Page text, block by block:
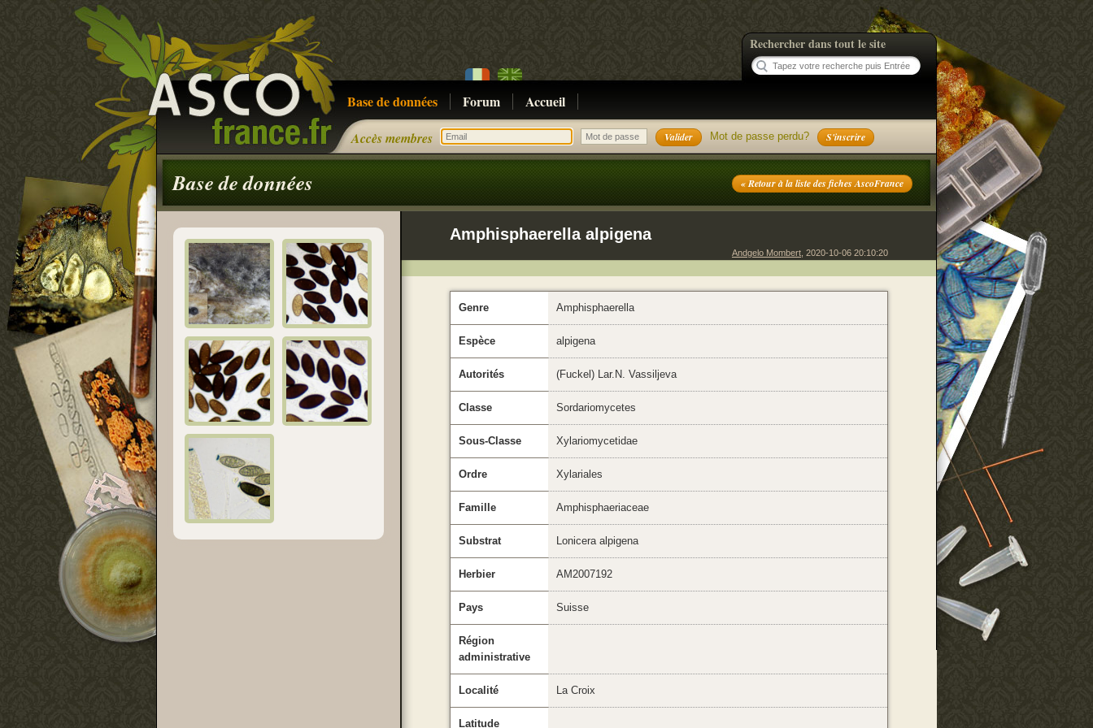
Rechercher dans tout le site
Base de données Forum Accueil
Accès membres Mot de passe perdu? S'inscrire
Base de données « Retour à la liste des fiches AscoFrance
Amphisphaerella alpigena
Andgelo Mombert , 2020-10-06 20:10:20
Genre Amphisphaerella
Espèce alpigena
Autorités (Fuckel) Lar.N. Vassiljeva
Classe Sordariomycetes
Sous-Classe Xylariomycetidae
Ordre Xylariales
Famille Amphisphaeriaceae
Substrat Lonicera alpigena
Herbier AM2007192
Pays Suisse
Région
administrative
Localité La Croix
Latitude